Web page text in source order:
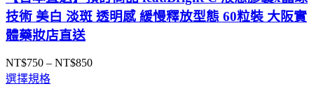
技術 美白 淡斑 透明感 緩慢釋放型態 60粒裝 大阪實
體藥妝店直送
NT$750 – NT$850價
選擇規格